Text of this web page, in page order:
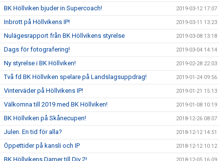
BK Höllviken bjuder in Supercoach! 2019-03-12 17:07
Inbrott på Höllvikens IP! 2019-03-11 13:23
Nulägesrapport från BK Höllvikens styrelse 2019-03-08 13:18
Dags för fotografering! 2019-03-04 14:14
Ny styrelse i BK Höllviken! 2019-02-28 22:03
Två fd BK Höllviken spelare på Landslagsuppdrag! 2019-01-24 09:56
Vinterväder på Höllvikens IP! 2019-01-21 15:13
Välkomna till 2019 med BK Höllviken! 2019-01-08 10:19
BK Höllviken på Skånecupen! 2018-12-26 08:07
Julen. En tid för alla? 2018-12-12 14:51
Öppettider på kansli och IP 2018-12-12 10:12
BK Höllvikens Damer till Div 2!